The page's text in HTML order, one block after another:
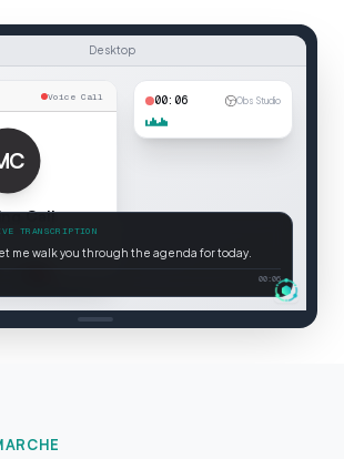
Desktop
Voice Call
Call
Call
00:06 Obs Studio
TRANSCRIPTION
me walk you through the agenda for today.
00:06